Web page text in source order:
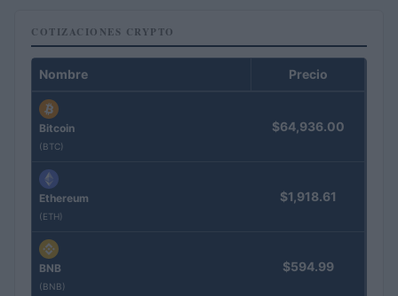
COTIZACIONES CRYPTO
Nombre Precio
Bitcoin
(BTC)
$64,936.00
Ethereum
(ETH)
$1,918.61
BNB
(BNB)
$594.99